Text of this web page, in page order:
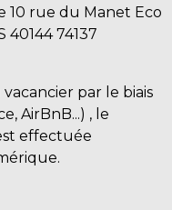
10 rue du Manet Eco
40144 74137
par le biais
AirBnB...) , le
effectuée